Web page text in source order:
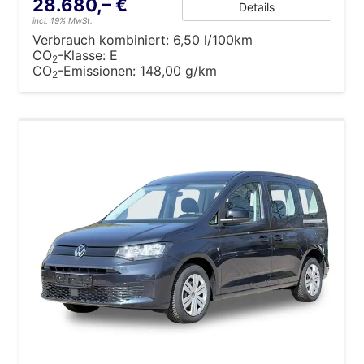
28.680,– €
incl. 19% MwSt.
Details
Verbrauch kombiniert: 6,50 l/100km
CO2-Klasse: E
CO2-Emissionen: 148,00 g/km